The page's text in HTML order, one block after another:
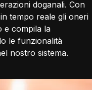
doganali. Con
tempo reale gli oneri
e compila la
le funzionalità
nostro sistema.